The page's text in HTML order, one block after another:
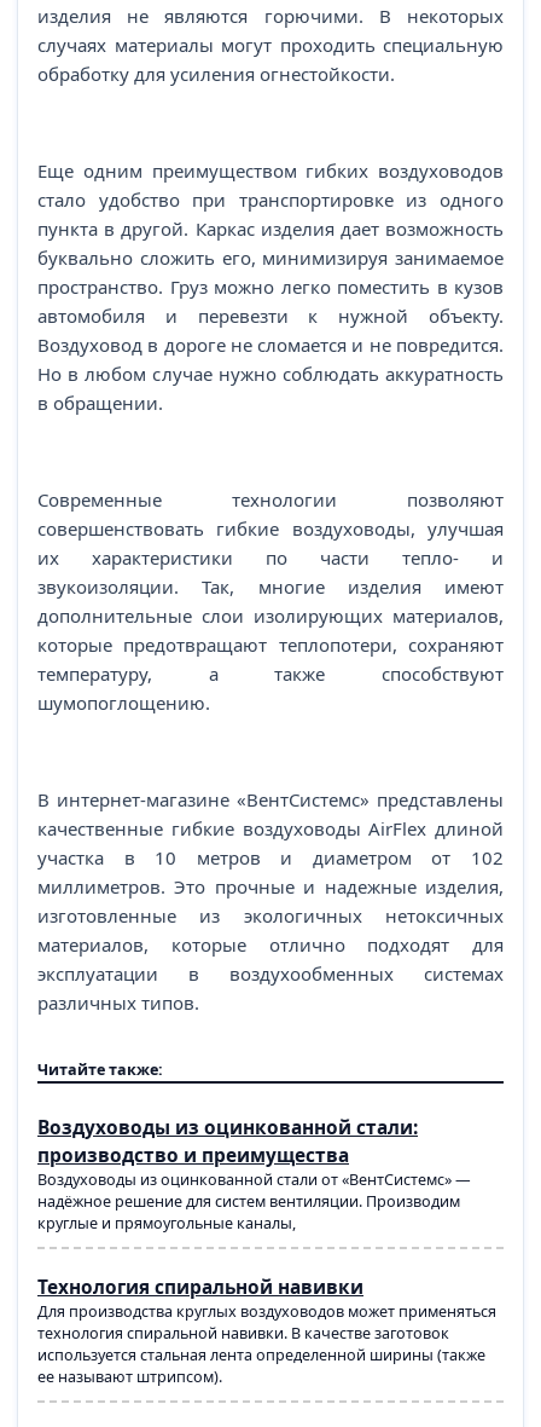
изделия не являются горючими. В некоторых
случаях материалы могут проходить специальную
обработку для усиления огнестойкости.
Еще одним преимуществом гибких воздуховодов
стало удобство при транспортировке из одного
пункта в другой. Каркас изделия дает возможность
буквально сложить его, минимизируя занимаемое
пространство. Груз можно легко поместить в кузов
автомобиля и перевезти к нужной объекту.
Воздуховод в дороге не сломается и не повредится.
Но в любом случае нужно соблюдать аккуратность
в обращении.
Современные технологии позволяют
совершенствовать гибкие воздуховоды, улучшая
их характеристики по части тепло- и
звукоизоляции. Так, многие изделия имеют
дополнительные слои изолирующих материалов,
которые предотвращают теплопотери, сохраняют
температуру, а также способствуют
шумопоглощению.
В интернет-магазине «ВентСистемс» представлены
качественные гибкие воздуховоды AirFlex длиной
участка в 10 метров и диаметром от 102
миллиметров. Это прочные и надежные изделия,
изготовленные из экологичных нетоксичных
материалов, которые отлично подходят для
эксплуатации в воздухообменных системах
различных типов.
Читайте также:
Воздуховоды из оцинкованной стали:
производство и преимущества
Воздуховоды из оцинкованной стали от «ВентСистемс» —
надёжное решение для систем вентиляции. Производим
круглые и прямоугольные каналы,
Технология спиральной навивки
Для производства круглых воздуховодов может применяться
технология спиральной навивки. В качестве заготовок
используется стальная лента определенной ширины (также
ее называют штрипсом).